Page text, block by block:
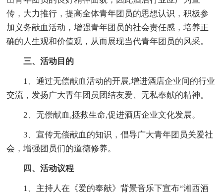
传，大力推行，提高全体青年团员的思想认识，积极参
加义务献血活动，增强青年团员的社会责任感，培养正
确的人生观和价值观，从而展现当代青年团员的风采。
三、活动目的
1、通过无偿献血活动的开展,增进酒店企业间的行业
交流，发扬广大青年团员团结友爱、无私奉献的精神。
2、无偿献血,拯救生命,促进酒店企业文化发展。
3、宣传无偿献血的知识，倡导广大青年团员关爱社
会，增强团员们的道德修养。
四、活动议程
1、主持人在《爱的奉献》背景音乐下宣布“湘西酒